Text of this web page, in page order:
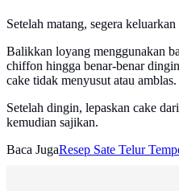
Setelah matang, segera
Balikkan loyang menggunakan
chiffon hingga benar-benar
cake tidak menyusut atau amblas.
Setelah dingin, lepaskan cake
kemudian sajikan.
Baca JugaResep Sate Telur